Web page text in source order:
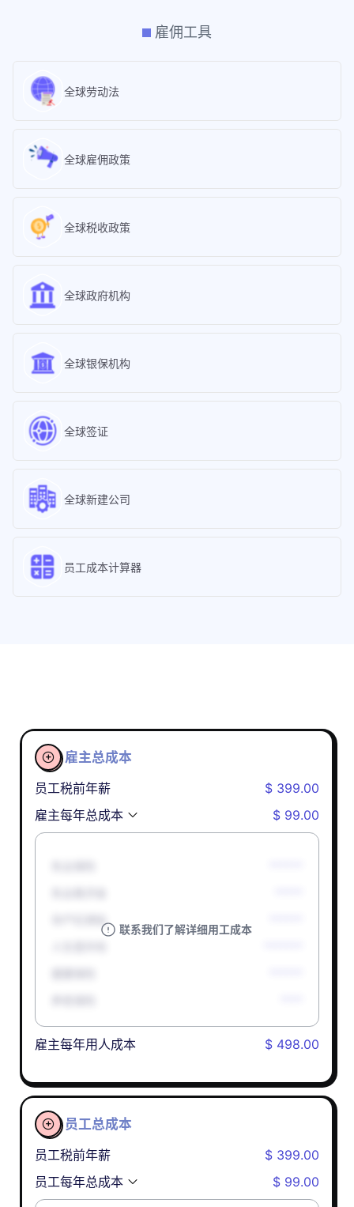
雇佣工具
全球劳动法
全球雇佣政策
全球税收政策
全球政府机构
全球银保机构
全球签证
全球新建公司
员工成本计算器

雇主总成本
员工税前年薪
$ 399.00
雇主每年总成本
$ 99.00
联系我们了解详细用工成本
孕产妇津贴
雇主每年用人成本 $ 498.00

员工总成本
员工税前年薪
$ 399.00
员工每年总成本
$ 99.00